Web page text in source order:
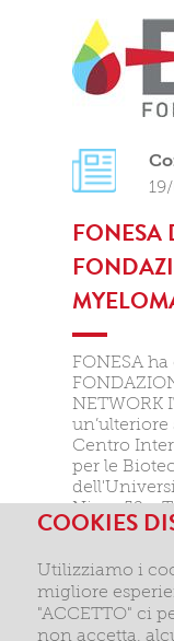
FONESA
FONESA
NETWORK
Centro
per le
Nizza 52 a
COOKIES
Utilizziamo i
migliore
"ACCETTO" ci
non accetta,